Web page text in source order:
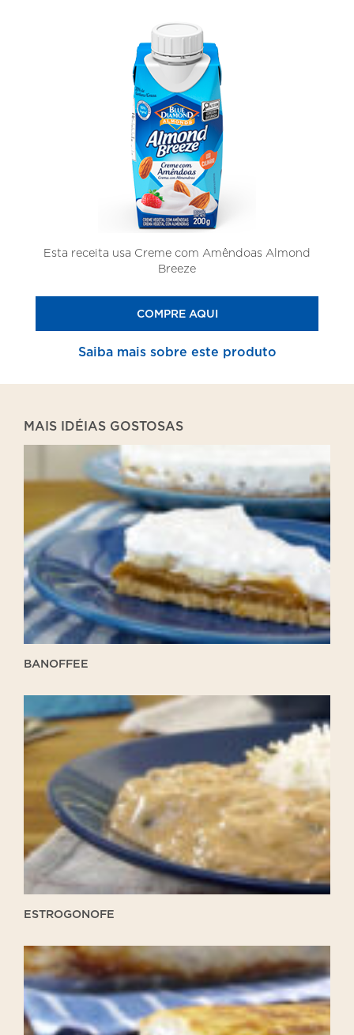
Esta receita usa Creme com Amêndoas Almond
Breeze
COMPRE AQUI
Saiba mais sobre este produto
MAIS IDÉIAS GOSTOSAS
BANOFFEE
ESTROGONOFE
Lasanha
de
Pão